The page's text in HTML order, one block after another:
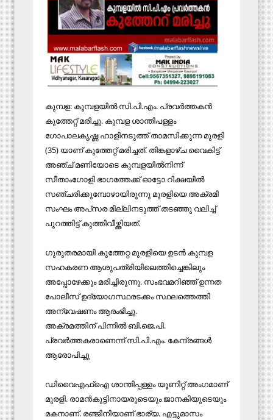
കുമ്പള: കുമ്പളയില്‍ സി.പി.എം. പ്രവര്‍ത്തകന്‍
കുത്തേറ്റ് മരിച്ചു. കുമ്പള ശാന്തിപള്ളം
ഗോപാലകൃഷ്ണ ഹാളിനടുത്ത് താമസിക്കുന്ന മുരളി
(35) യാണ് കുത്തേറ്റ് മരിച്ചത്. തിങ്കളാഴ്ച വൈകിട്ട്
അഞ്ച് മണിയോടെ കുമ്പളയില്‍നിന്ന്
സീതാംഗോളി ഭാഗത്തേക്ക് ഓട്ടോ റിക്ഷയില്‍
സഞ്ചരിക്കുമ്പോഴായിരുന്നു മുരളിയെ അക്രമി
സംഘം അപ്‌സര മില്ലിനടുത്ത് തടഞ്ഞു വലിച്ച്
പുറത്തിട്ട് കുത്തിവീഴ്ത്തിയത്.
ഗുരുതരമായി കുത്തേറ്റ മുരളിയെ ഉടന്‍ കുമ്പള
സഹകരണ ആശുപത്രിയിലെത്തിച്ചെങ്കിലും
അപ്പോഴേക്കും മരിച്ചിരുന്നു. സംഭവമറിഞ്ഞ് ഉന്നത
പോലീസ് ഉദ്യോഗസ്ഥരടക്കം സ്ഥലത്തെത്തി
അന്വേഷണം ആരംഭിച്ചു.
അക്രമത്തിന് പിന്നില്‍ ബി.ജെ.പി.
പ്രവര്‍ത്തകരാണെന്ന് സി.പി.എം. കേന്ദ്രങ്ങള്‍
ആരോപിച്ചു
ഡിവൈഎഫ്ഐ ശാന്തിപ്പള്ളം യൂണിറ്റ് അംഗമാണ്
മുരളി. രാമന്‍കുട്ടിനായരുടെയും ജാനകിയുടെയും
മകനാണ്. രഞ്ജിനിയാണ് ഭാര്യ. എട്ടുമാസം